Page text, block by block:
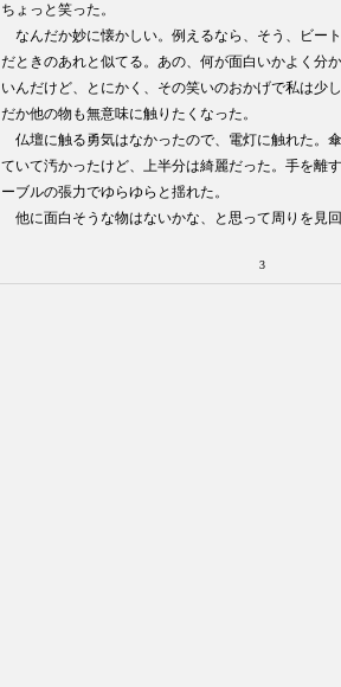
ちょっと笑った。
なんだか妙に懐かしい。例えるなら、そう、ビー
だときのあれと似てる。あの、何が面白いかよく分
いんだけど、とにかく、その笑いのおかげで私は少
だか他の物も無意味に触りたくなった。
仏壇に触る勇気はなかったので、電灯に触れた。
ていて汚かったけど、上半分は綺麗だった。手を離
ーブルの張力でゆらゆらと揺れた。
他に面白そうな物はないかな、と思って周りを見
3